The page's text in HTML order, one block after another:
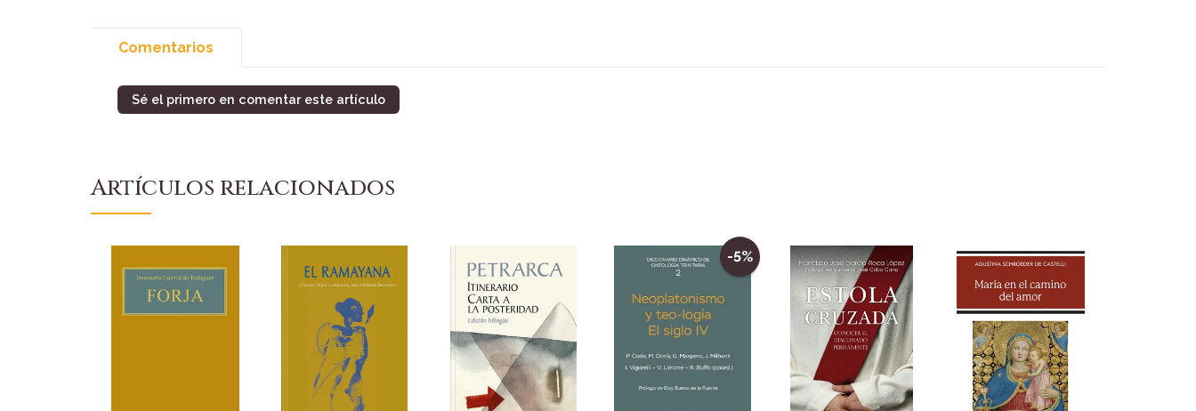
Comentarios
Sé el primero en comentar este artículo
Artículos relacionados
-5%